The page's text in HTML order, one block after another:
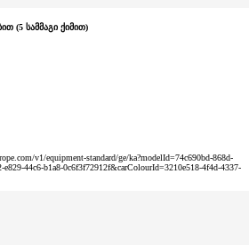
(5 სამმაგი ქიმით)
v1/equipment-standard/ge/ka?modelId=74c690bd-868d-
44c6-b1a8-0c6f3f72912f&carColourId=3210e518-4f4d-4337-